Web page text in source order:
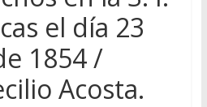
el día 23
1854 /
Acosta.